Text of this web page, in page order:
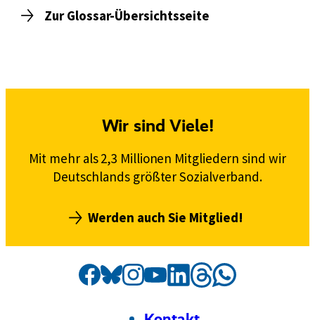
Zur Glossar-Übersichtsseite
Wir sind Viele!
Mit mehr als 2,3 Millionen Mitgliedern sind wir
Deutschlands größter Sozialverband.
Werden auch Sie Mitglied!
Social
Media
Externer
Link:
VdK
auf
Externer
Link:
VdK
Bluesky
Externer
Link:
VdK
auf
Externer
Link:
VdK
YouTube
Externer
Link:
VdK
auf
LinkedIn
Externer
Link:
VdK
auf
Externer
Link:
VdK
auf